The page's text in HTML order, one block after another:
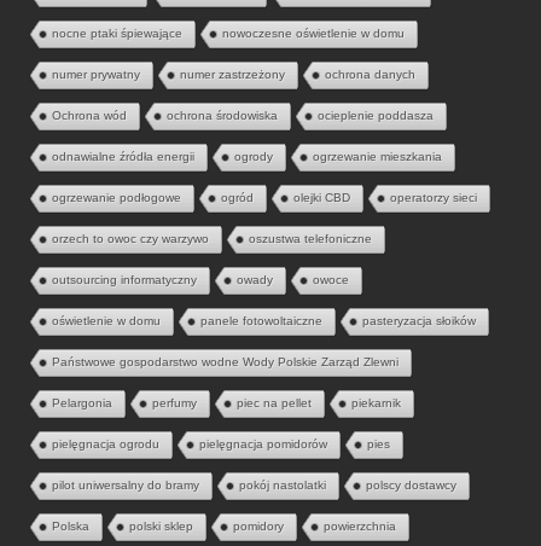
nocne ptaki śpiewające nowoczesne oświetlenie w domu
numer prywatny numer zastrzeżony ochrona danych
Ochrona wód ochrona środowiska ocieplenie poddasza
odnawialne źródła energii ogrody ogrzewanie mieszkania
ogrzewanie podłogowe ogród olejki CBD operatorzy sieci
orzech to owoc czy warzywo oszustwa telefoniczne
outsourcing informatyczny owady owoce
oświetlenie w domu panele fotowoltaiczne pasteryzacja słoików
Państwowe gospodarstwo wodne Wody Polskie Zarząd Zlewni
Pelargonia perfumy piec na pellet piekarnik
pielęgnacja ogrodu pielęgnacja pomidorów pies
pilot uniwersalny do bramy pokój nastolatki polscy dostawcy
Polska polski sklep pomidory powierzchnia